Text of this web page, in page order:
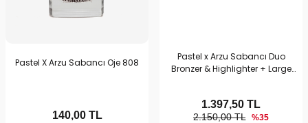
Pastel X Arzu Sabancı Oje 808
140,00TL
Pastel x Arzu Sabancı Duo
Bronzer & Highlighter + Large
2.150,00 TL %35
1.397,50 TL